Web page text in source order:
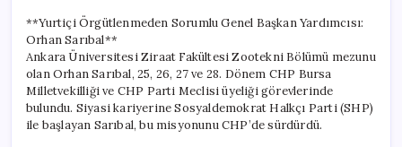
**Yurtiçi Örgütlenmeden Sorumlu Genel Başkan Yardımcısı:
Orhan Sarıbal**
Ankara Üniversitesi Ziraat Fakültesi Zootekni Bölümü mezunu
olan Orhan Sarıbal, 25, 26, 27 ve 28. Dönem CHP Bursa
Milletvekilliği ve CHP Parti Meclisi üyeliği görevlerinde
bulundu. Siyasi kariyerine Sosyaldemokrat Halkçı Parti (SHP)
ile başlayan Sarıbal, bu misyonunu CHP’de sürdürdü.